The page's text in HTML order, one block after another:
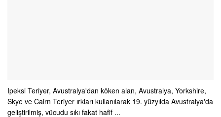
Ipeksi Teriyer, Avustralya'dan köken alan, Avustralya, Yorkshire,
Skye ve Cairn Teriyer ırkları kullanılarak 19. yüzyılda Avustralya'da
geliştirilmiş, vücudu sıkı fakat hafif ...